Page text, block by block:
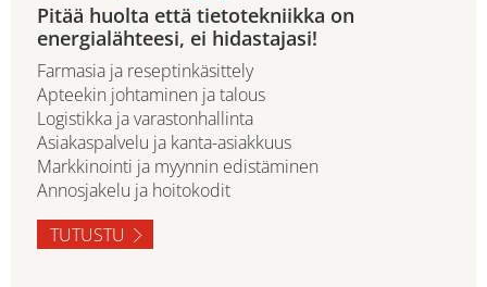
Pitää huolta että tietotekniikka on
energialähteesi, ei hidastajasi!
Farmasia ja reseptinkäsittely
Apteekin johtaminen ja talous
Logistikka ja varastonhallinta
Asiakaspalvelu ja kanta-asiakkuus
Markkinointi ja myynnin edistäminen
Annosjakelu ja hoitokodit
TUTUSTU